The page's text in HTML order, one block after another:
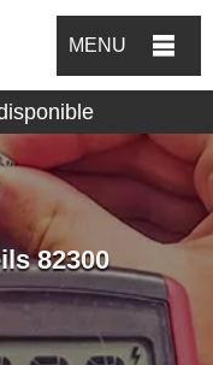
MENU
82300